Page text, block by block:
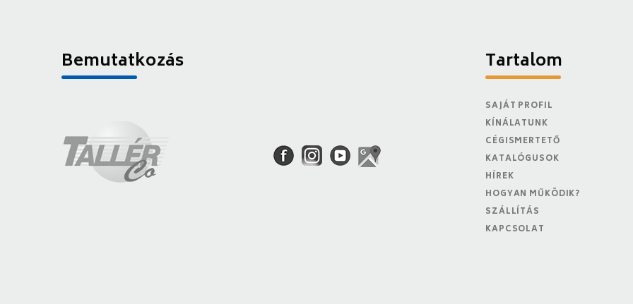
Bemutatkozás Tartalom
SAJÁT PROFIL
KÍNÁLATUNK
CÉGISMERTETŐ
KATALÓGUSOK
HÍREK
HOGYAN MŰKÖDIK?
SZÁLLÍTÁS
KAPCSOLAT